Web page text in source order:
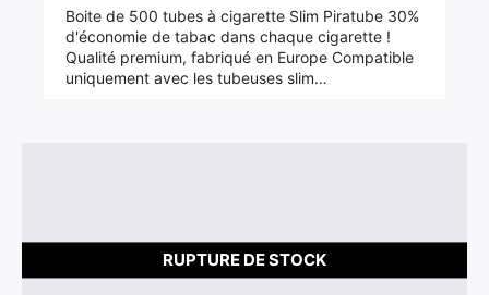
Boite de 500 tubes à cigarette Slim Piratube 30%
d'économie de tabac dans chaque cigarette !
Qualité premium, fabriqué en Europe Compatible
uniquement avec les tubeuses slim…
RUPTURE DE STOCK